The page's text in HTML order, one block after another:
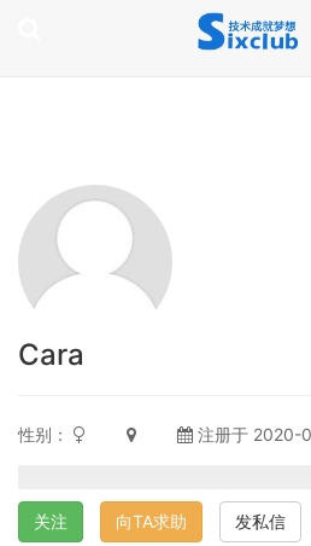
Cara
性别： 注册于 2020-
关注 向TA求助 发私信